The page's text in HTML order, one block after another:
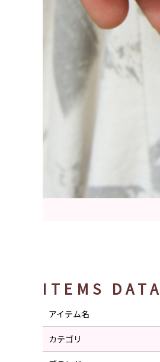
ITEMS DATA
アイテム名
カテゴリ